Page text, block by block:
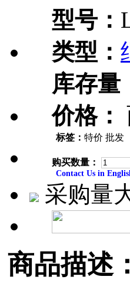
型号：
类型：
库存量
价格：
标签： 特价 批发
购买数量：
Contact Us in
采购量
商品描述：